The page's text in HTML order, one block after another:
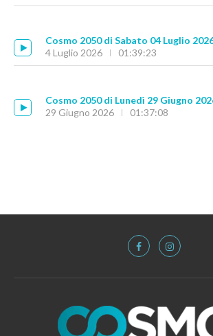
Cosmo 2050 di Sabato 04 Luglio
4 Luglio 2026
01:39:23
Cosmo 2050 di Lunedì 29 Giugno
29 Giugno 2026
01:37:08